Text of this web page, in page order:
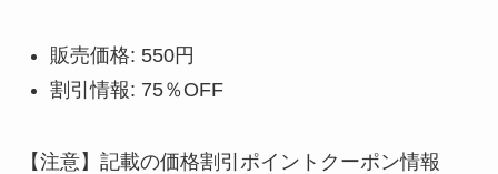
販売価格: 550円
割引情報: 75％OFF
【注意】記載の価格割引ポイントクーポン情報